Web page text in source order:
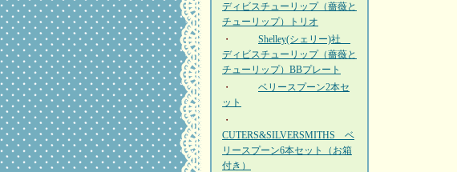
ディビスチューリップ（薔薇と
チューリップ）トリオ
・
Shelley(シェリー)社
ディビスチューリップ（薔薇と
チューリップ）BBプレート
・
ベリースプーン2本セ
ット
・
CUTERS&SILVERSMITHS ベ
リースプーン6本セット（お箱
付き）